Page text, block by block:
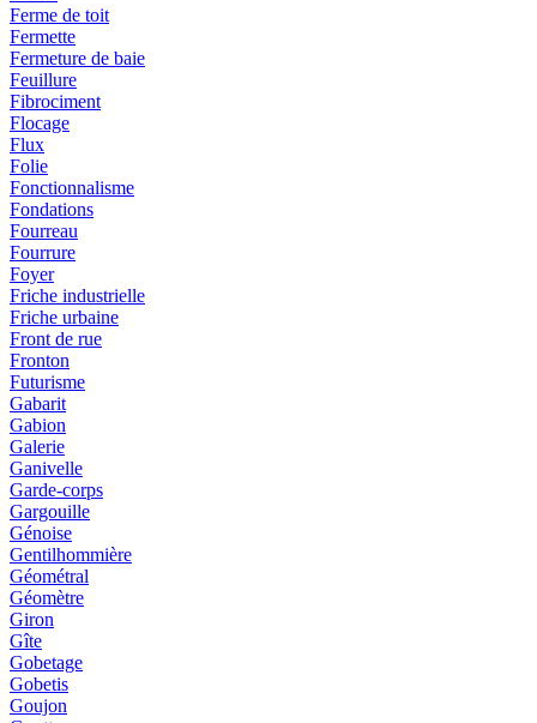
Ferme de toit
Fermette
Fermeture de baie
Feuillure
Fibrociment
Flocage
Flux
Folie
Fonctionnalisme
Fondations
Fourreau
Fourrure
Foyer
Friche industrielle
Friche urbaine
Front de rue
Fronton
Futurisme
Gabarit
Gabion
Galerie
Ganivelle
Garde-corps
Gargouille
Génoise
Gentilhommière
Géométral
Géomètre
Giron
Gîte
Gobetage
Gobetis
Goujon